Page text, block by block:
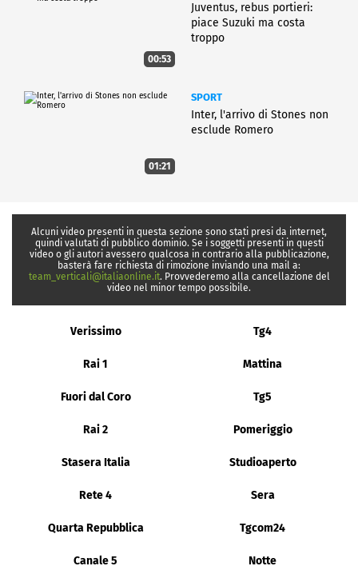
00:53
Juventus, rebus portieri:
piace Suzuki ma costa
troppo
01:21
SPORT
Inter, l'arrivo di Stones non
esclude Romero
Alcuni video presenti in questa sezione sono stati presi da internet,
quindi valutati di pubblico dominio. Se i soggetti presenti in questi
video o gli autori avessero qualcosa in contrario alla pubblicazione,
basterà fare richiesta di rimozione inviando una mail a:
team_verticali@italiaonline.it. Provvederemo alla cancellazione del
video nel minor tempo possibile.
Verissimo Tg4
Rai 1 Mattina
Fuori dal Coro Tg5
Rai 2 Pomeriggio
Stasera Italia Studioaperto
Rete 4 Sera
Quarta Repubblica Tgcom24
Canale 5 Notte